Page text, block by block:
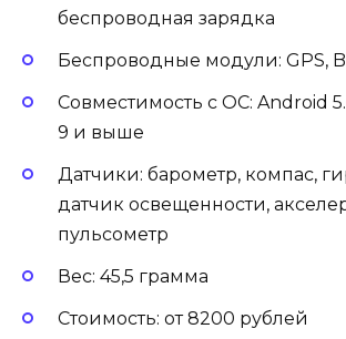
беспроводная зарядка
Беспроводные модули: GPS,
Совместимость с ОС: Android
9 и выше
Датчики: барометр, компас,
датчик освещенности,
пульсометр
Вес: 45,5 грамма
Стоимость: от 8200 рублей